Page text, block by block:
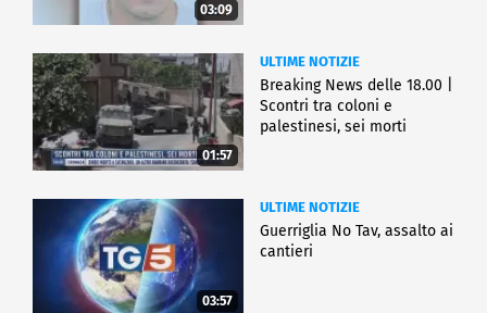
03:09
01:57
ULTIME NOTIZIE
Breaking News delle 18.00 |
Scontri tra coloni e
palestinesi, sei morti
03:57
ULTIME NOTIZIE
Guerriglia No Tav, assalto ai
cantieri